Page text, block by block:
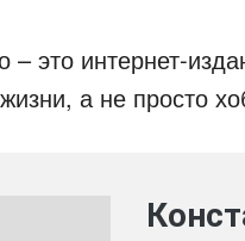
– это интернет-
а не просто